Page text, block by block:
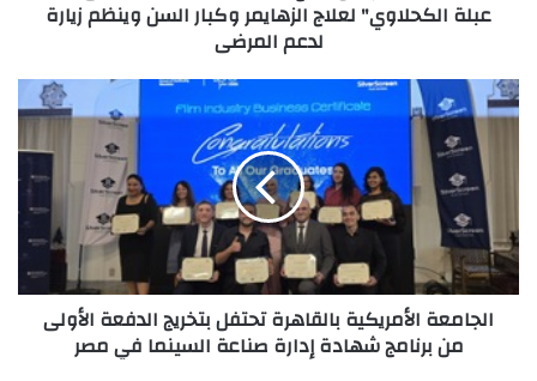
لعلاج
السن
وينظم
المرضى
عبلة الكحلاوي" لعلاج الزهايمر وكبار السن وينظم زيارة
لدعم المرضى
الجامعة
الأمريكية
بالقاهرة
تحتفل
بتخريج
الدفعة
الأولى
من
برنامج
شهادةالجامعة الأمريكية بالقاهرة تحتفل بتخريج الدفعة الأولى
من برنامج شهادة إدارة صناعة السينما في مصر